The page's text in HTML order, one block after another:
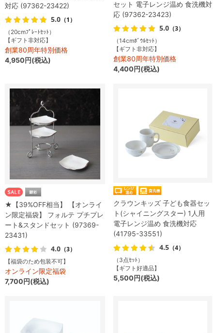
対応 (97362-23422)
5.0 （1）
（20cmﾌﾟﾚｰﾄｾｯﾄ）
【ギフト非対応】
創業80周年特別価格
4,950円(税込)
セット 電子レンジ温め 食洗機対
応 (97362-23423)
5.0 （3）
（14cmﾎﾞｳﾙｾｯﾄ）
【ギフト非対応】
創業80周年特別価格
4,400円(税込)
★【39%OFF相当】 【オンライ
ン限定福袋】 フォルテ プチプレ
ート&スタンドセット (97369-
23431)
4.0 （3）
【福袋のため包装不可】
オンライン限定福袋
7,700円(税込)
クラウンキッズ 子ども食器セッ
ト(シャイニングスター) 1人用
電子レンジ温め 食洗機対応
(41795-33551)
4.5 （4）
（3点ｾｯﾄ）
【ギフト好適品】
5,500円(税込)